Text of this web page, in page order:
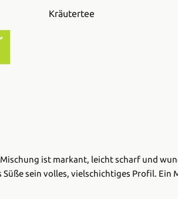
Kräutertee
ist markant, leicht scharf und
sein volles, vielschichtiges Profil. Ein